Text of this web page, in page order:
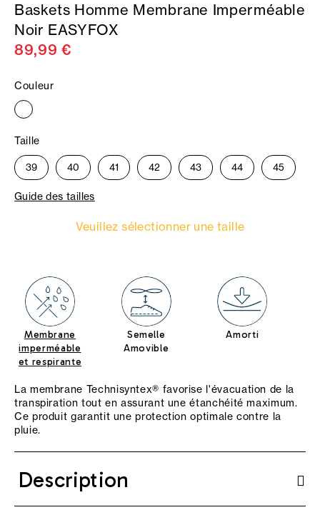
Baskets Homme Membrane Imperméable
Noir EASYFOX
89,99 €
Couleur
Taille
39 40 41 42 43 44 45
Guide des tailles
Veuillez sélectionner une taille
Membrane
imperméable
et respirante
Semelle
Amovible
Amorti
La membrane Technisyntex® favorise l'évacuation de la
transpiration tout en assurant une étanchéité maximum.
Ce produit garantit une protection optimale contre la
pluie.
Description